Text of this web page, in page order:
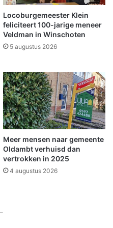
Locoburgemeester Klein
feliciteert 100-jarige meneer
Veldman in Winschoten
5 augustus 2026
Meer mensen naar gemeente
Oldambt verhuisd dan
vertrokken in 2025
4 augustus 2026